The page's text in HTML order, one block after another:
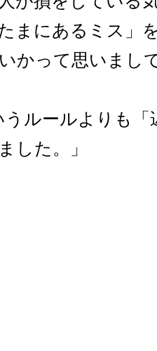
まにあるミス」
かって思いまし
うルールよりも
した。」